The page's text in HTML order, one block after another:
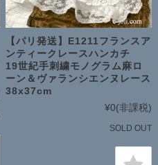
【パリ発送】E1211フランスア
ンティークレースハンカチ
19世紀手刺繍モノグラム麻ロ
ーン＆ヴァランシエンヌレース
38x37cm
¥0(非課税)
SOLD OUT